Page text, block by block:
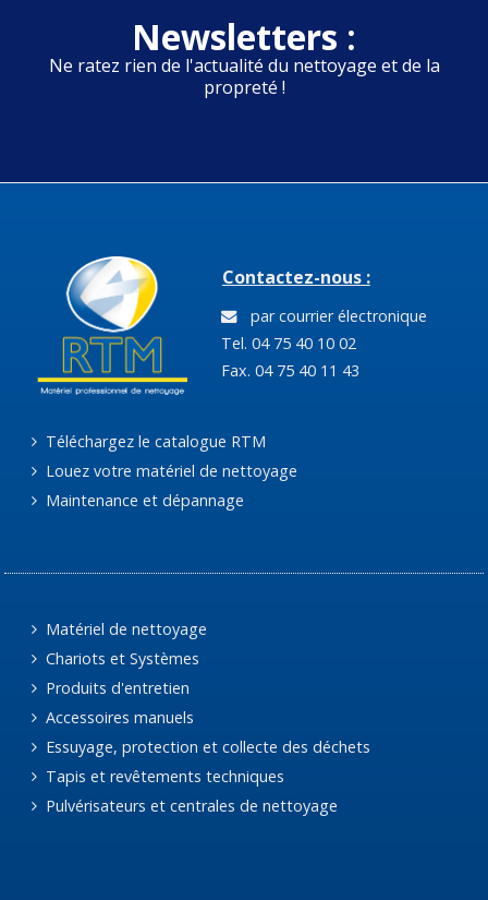
Newsletters :
Ne ratez rien de l'actualité du nettoyage et de la
propreté !
Contactez-nous :
par courrier électronique
Tel. 04 75 40 10 02
Fax. 04 75 40 11 43
Téléchargez le catalogue RTM
Louez votre matériel de nettoyage
Maintenance et dépannage
Matériel de nettoyage
Chariots et Systèmes
Produits d'entretien
Accessoires manuels
Essuyage, protection et collecte des déchets
Tapis et revêtements techniques
Pulvérisateurs et centrales de nettoyage